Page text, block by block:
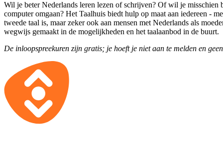
Wil je beter Nederlands leren lezen of schrijven? Of wil je misschien
computer omgaan? Het Taalhuis biedt hulp op maat aan iedereen -
tweede taal is, maar zeker ook aan mensen met Nederlands als
wegwijs gemaakt in de mogelijkheden en het taalaanbod in de buurt.
De inloopspreekuren zijn gratis; je hoeft je niet aan te melden en